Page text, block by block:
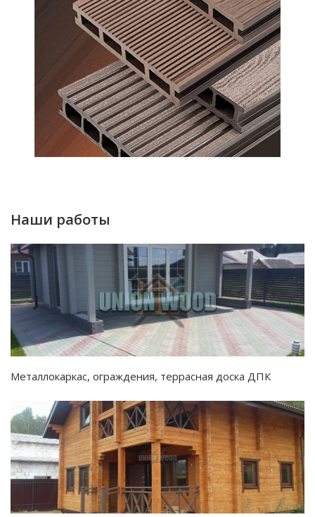
Наши работы
Металлокаркас, ограждения, террасная доска ДПК